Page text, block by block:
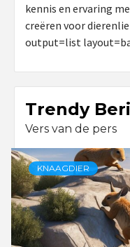
kennis en ervaring
creëren voor
output=list
Trendy
Vers van de pers
KNAAGDIER